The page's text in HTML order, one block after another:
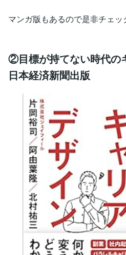
マンガ版もあるので是非チェッ
②目標が持てない時代の
日本経済新聞出版